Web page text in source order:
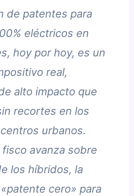
de patentes para
eléctricos en
hoy por hoy, es un
real,
alto impacto que
recortes en los
urbanos.
avanza sobre
los híbridos, la
cero» para